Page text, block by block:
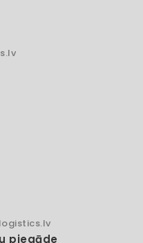
piegāde